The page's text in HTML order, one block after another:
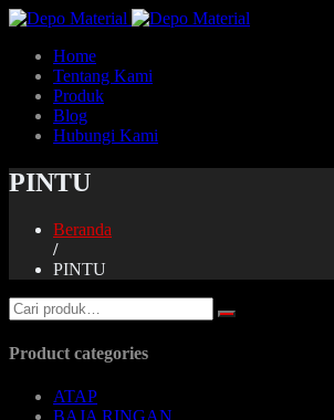
Home
Tentang Kami
Produk
Blog
Hubungi Kami
PINTU
Beranda
/
PINTU
Product categories
ATAP